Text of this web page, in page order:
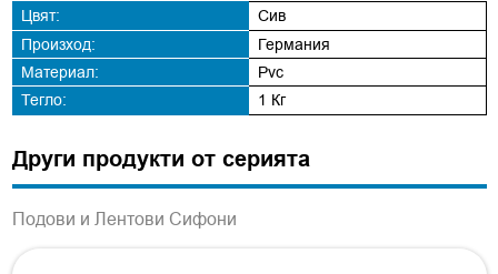
Цвят:
Сив
Произход:
Германия
Материал:
Pvc
Тегло:
1 Кг
Други продукти от серията
Подови и Лентови Сифони